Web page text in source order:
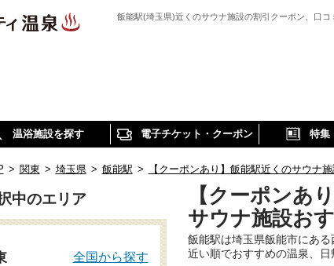
飯能駅(埼玉県)近くのサウナ施設の割引クーポン、口コ
温浴施設を探す 電子チケット・クーポン 特集
> 関東 > 埼玉県 > 飯能駅 > 【クーポンあり】飯能駅近くのサウナ
【クーポンあ
サウナ施設お
飯能駅は埼玉県飯能市にあ
近い順でおすすめの温泉、日
中のエリア
全国から探す